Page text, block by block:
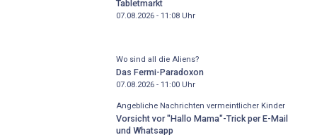
Tabletmarkt
07.08.2026 - 11:08Uhr
Wo sind all die Aliens?
Das Fermi-Paradoxon
07.08.2026 - 11:00Uhr
Angebliche Nachrichten vermeintlicher Kinder
Vorsicht vor "Hallo Mama"-Trick per E-Mail
und Whatsapp